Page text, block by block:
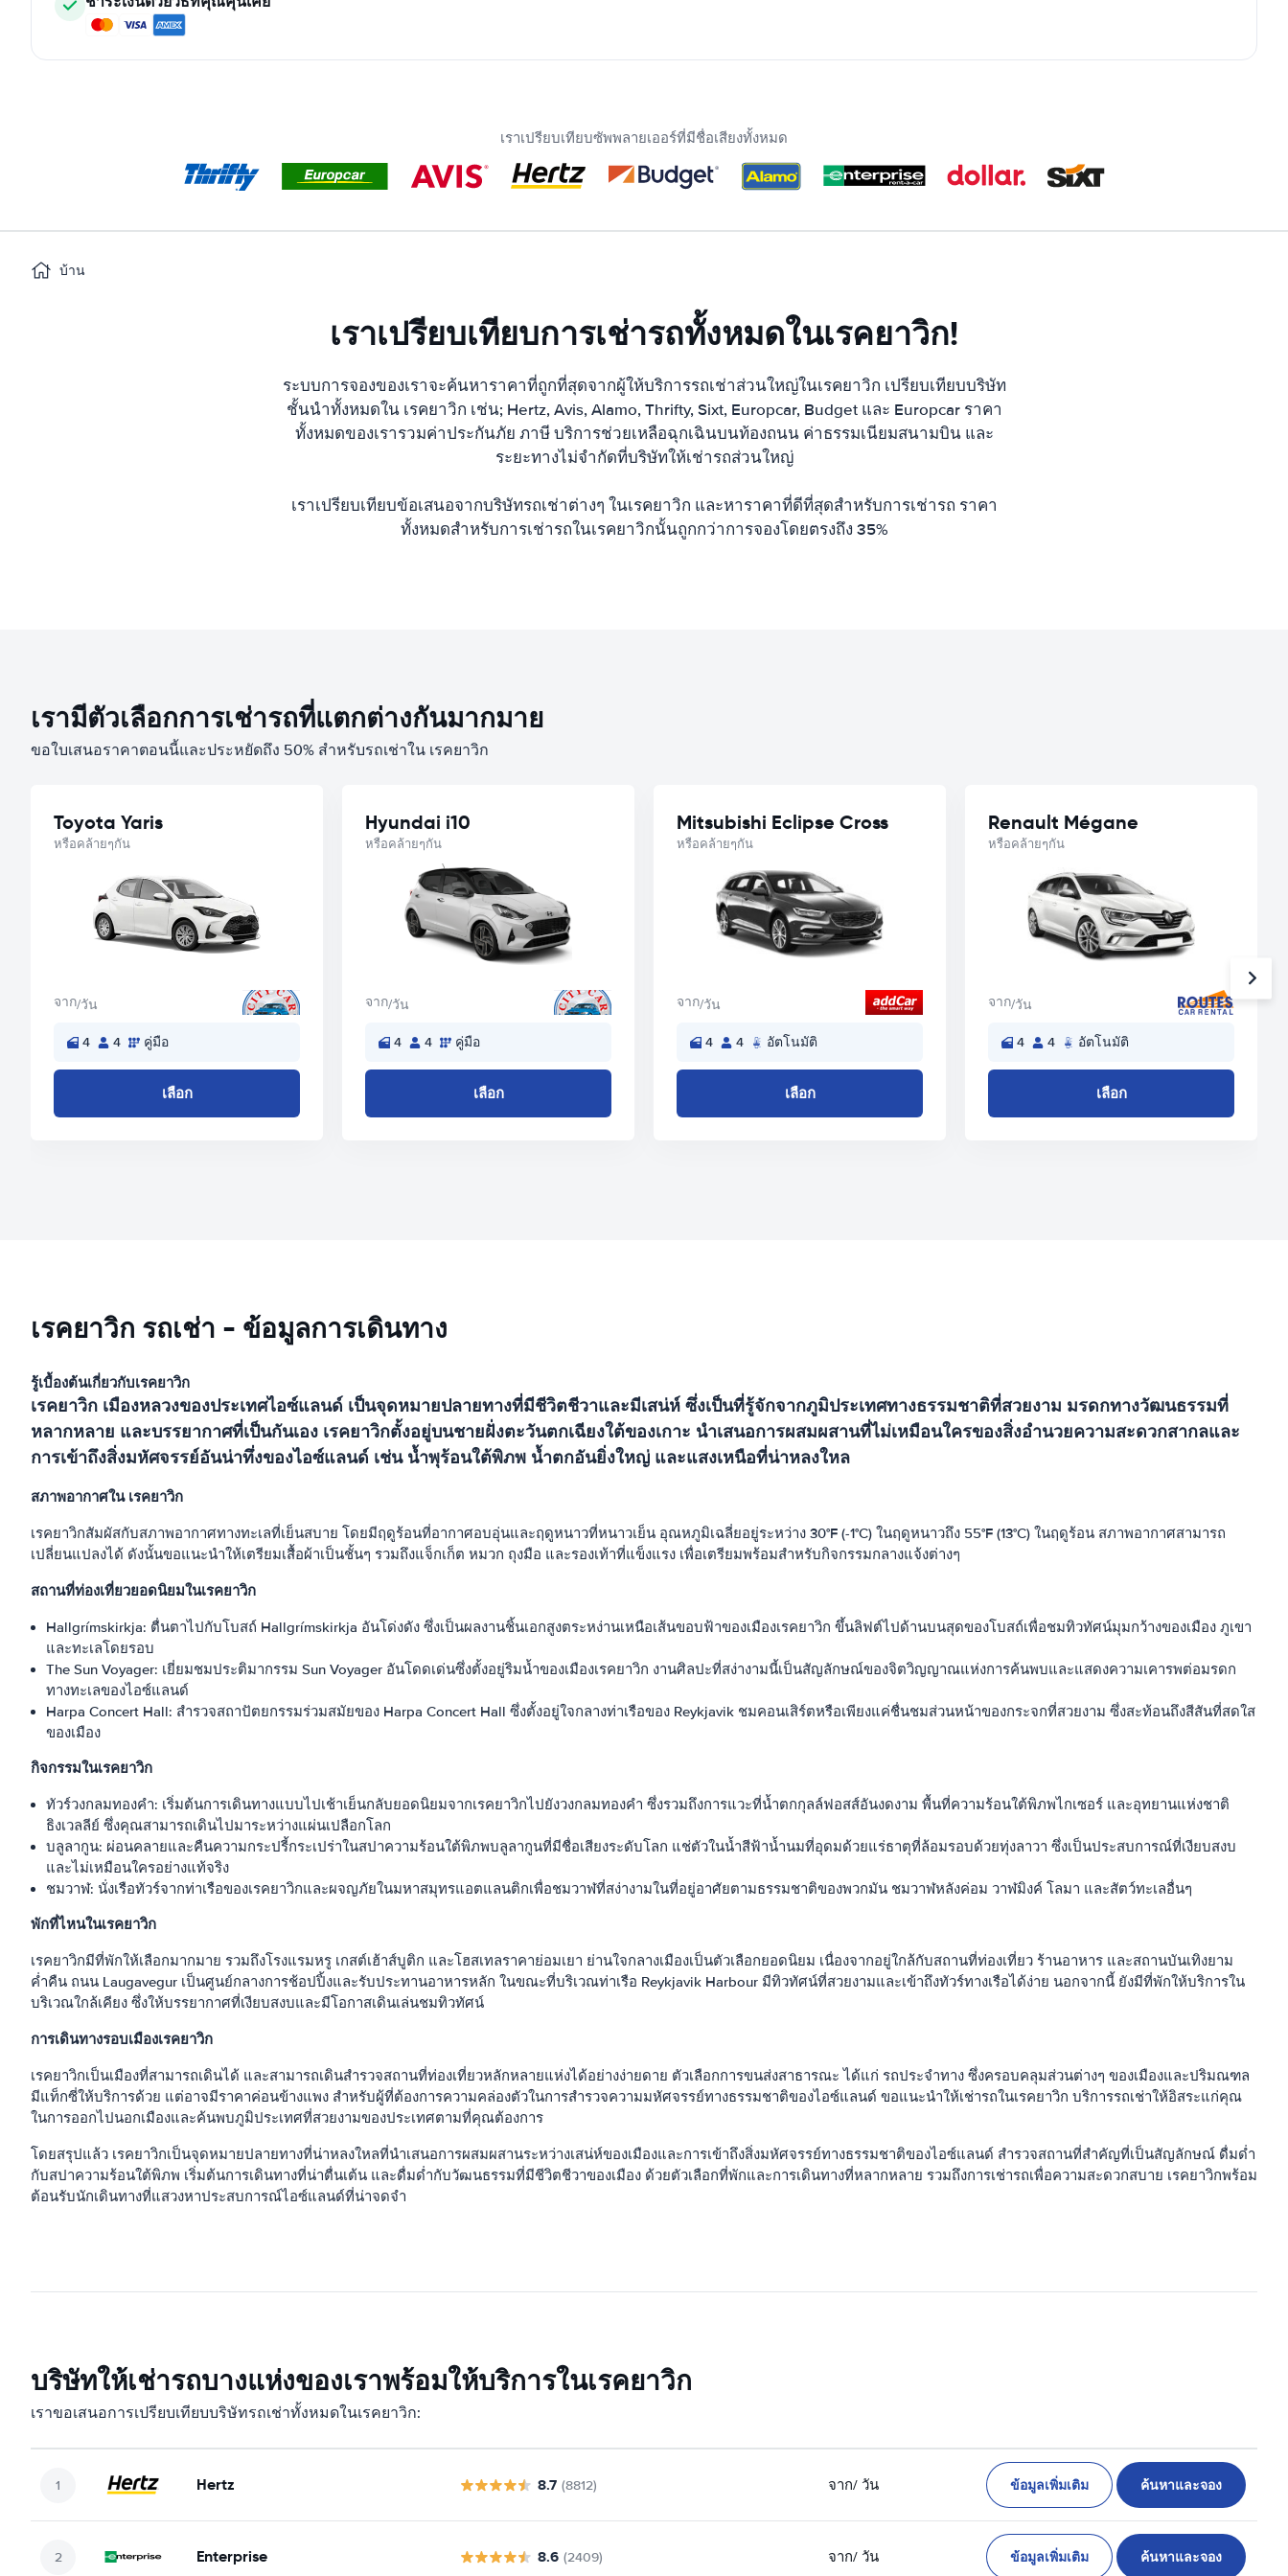
เราเปรียบเทียบซัพพลายเออร์ที่มีชื่อเสียงทั้งหมด
บ้าน
เราเปรียบเทียบการเช่ารถทั้งหมดในเรคยาวิก!
ระบบการจองของเราจะค้นหาราคาที่ถูกที่สุดจากผู้ให้บริการรถเช่าส่วนใหญ่ในเรคยาวิก เปรียบเทียบบริษัท
ชั้นนำทั้งหมดใน เรคยาวิก เช่น; Hertz, Avis, Alamo, Thrifty, Sixt, Europcar, Budget และ Europcar ราคา
ทั้งหมดของเรารวมค่าประกันภัย ภาษี บริการช่วยเหลือฉุกเฉินบนท้องถนน ค่าธรรมเนียมสนามบิน และ
ระยะทางไม่จำกัดที่บริษัทให้เช่ารถส่วนใหญ่
เราเปรียบเทียบข้อเสนอจากบริษัทรถเช่าต่างๆ ในเรคยาวิก และหาราคาที่ดีที่สุดสำหรับการเช่ารถ ราคา
ทั้งหมดสำหรับการเช่ารถในเรคยาวิกนั้นถูกกว่าการจองโดยตรงถึง 35%
เรามีตัวเลือกการเช่ารถที่แตกต่างกันมากมาย
ขอใบเสนอราคาตอนนี้และประหยัดถึง 50% สำหรับรถเช่าใน เรคยาวิก
Toyota Yaris
หรือคล้ายๆกัน
จาก/วัน
4 4 คู่มือ
เลือก
Hyundai i10
หรือคล้ายๆกัน
จาก/วัน
4 4 คู่มือ
เลือก
Mitsubishi Eclipse Cross
หรือคล้ายๆกัน
จาก/วัน
4 4 อัตโนมัติ
เลือก
Renault Mégane
หรือคล้ายๆกัน
จาก/วัน
4 4 อัตโนมัติ
เลือก
เรคยาวิก รถเช่า - ข้อมูลการเดินทาง
รู้เบื้องต้นเกี่ยวกับเรคยาวิก
เรคยาวิก เมืองหลวงของประเทศไอซ์แลนด์ เป็นจุดหมายปลายทางที่มีชีวิตชีวาและมีเสน่ห์ ซึ่งเป็นที่รู้จักจากภูมิประเทศทางธรรมชาติที่สวยงาม มรดกทางวัฒนธรรมที่
หลากหลาย และบรรยากาศที่เป็นกันเอง เรคยาวิกตั้งอยู่บนชายฝั่งตะวันตกเฉียงใต้ของเกาะ นำเสนอการผสมผสานที่ไม่เหมือนใครของสิ่งอำนวยความสะดวกสากลและ
การเข้าถึงสิ่งมหัศจรรย์อันน่าทึ่งของไอซ์แลนด์ เช่น น้ำพุร้อนใต้พิภพ น้ำตกอันยิ่งใหญ่ และแสงเหนือที่น่าหลงใหล
สภาพอากาศใน เรคยาวิก
เรคยาวิกสัมผัสกับสภาพอากาศทางทะเลที่เย็นสบาย โดยมีฤดูร้อนที่อากาศอบอุ่นและฤดูหนาวที่หนาวเย็น อุณหภูมิเฉลี่ยอยู่ระหว่าง 30°F (-1°C) ในฤดูหนาวถึง 55°F (13°C) ในฤดูร้อน สภาพอากาศสามารถ
เปลี่ยนแปลงได้ ดังนั้นขอแนะนำให้เตรียมเสื้อผ้าเป็นชั้นๆ รวมถึงแจ็กเก็ต หมวก ถุงมือ และรองเท้าที่แข็งแรง เพื่อเตรียมพร้อมสำหรับกิจกรรมกลางแจ้งต่างๆ
สถานที่ท่องเที่ยวยอดนิยมในเรคยาวิก
Hallgrímskirkja: ตื่นตาไปกับโบสถ์ Hallgrímskirkja อันโด่งดัง ซึ่งเป็นผลงานชิ้นเอกสูงตระหง่านเหนือเส้นขอบฟ้าของเมืองเรคยาวิก ขึ้นลิฟต์ไปด้านบนสุดของโบสถ์เพื่อชมทิวทัศน์มุมกว้างของเมือง ภูเขา
และทะเลโดยรอบ
The Sun Voyager: เยี่ยมชมประติมากรรม Sun Voyager อันโดดเด่นซึ่งตั้งอยู่ริมน้ำของเมืองเรคยาวิก งานศิลปะที่สง่างามนี้เป็นสัญลักษณ์ของจิตวิญญาณแห่งการค้นพบและแสดงความเคารพต่อมรดก
ทางทะเลของไอซ์แลนด์
Harpa Concert Hall: สำรวจสถาปัตยกรรมร่วมสมัยของ Harpa Concert Hall ซึ่งตั้งอยู่ใจกลางท่าเรือของ Reykjavik ชมคอนเสิร์ตหรือเพียงแค่ชื่นชมส่วนหน้าของกระจกที่สวยงาม ซึ่งสะท้อนถึงสีสันที่สดใส
ของเมือง
กิจกรรมในเรคยาวิก
ทัวร์วงกลมทองคำ: เริ่มต้นการเดินทางแบบไปเช้าเย็นกลับยอดนิยมจากเรคยาวิกไปยังวงกลมทองคำ ซึ่งรวมถึงการแวะที่น้ำตกกุลล์ฟอสส์อันงดงาม พื้นที่ความร้อนใต้พิภพไกเซอร์ และอุทยานแห่งชาติ
ธิงเวลลีย์ ซึ่งคุณสามารถเดินไปมาระหว่างแผ่นเปลือกโลก
บลูลากูน: ผ่อนคลายและคืนความกระปรี้กระเปร่าในสปาความร้อนใต้พิภพบลูลากูนที่มีชื่อเสียงระดับโลก แช่ตัวในน้ำสีฟ้าน้ำนมที่อุดมด้วยแร่ธาตุที่ล้อมรอบด้วยทุ่งลาวา ซึ่งเป็นประสบการณ์ที่เงียบสงบ
และไม่เหมือนใครอย่างแท้จริง
ชมวาฬ: นั่งเรือทัวร์จากท่าเรือของเรคยาวิกและผจญภัยในมหาสมุทรแอตแลนติกเพื่อชมวาฬที่สง่างามในที่อยู่อาศัยตามธรรมชาติของพวกมัน ชมวาฬหลังค่อม วาฬมิงค์ โลมา และสัตว์ทะเลอื่นๆ
พักที่ไหนในเรคยาวิก
เรคยาวิกมีที่พักให้เลือกมากมาย รวมถึงโรงแรมหรู เกสต์เฮ้าส์บูติก และโฮสเทลราคาย่อมเยา ย่านใจกลางเมืองเป็นตัวเลือกยอดนิยม เนื่องจากอยู่ใกล้กับสถานที่ท่องเที่ยว ร้านอาหาร และสถานบันเทิงยาม
ค่ำคืน ถนน Laugavegur เป็นศูนย์กลางการช้อปปิ้งและรับประทานอาหารหลัก ในขณะที่บริเวณท่าเรือ Reykjavik Harbour มีทิวทัศน์ที่สวยงามและเข้าถึงทัวร์ทางเรือได้ง่าย นอกจากนี้ ยังมีที่พักให้บริการใน
บริเวณใกล้เคียง ซึ่งให้บรรยากาศที่เงียบสงบและมีโอกาสเดินเล่นชมทิวทัศน์
การเดินทางรอบเมืองเรคยาวิก
เรคยาวิกเป็นเมืองที่สามารถเดินได้ และสามารถเดินสำรวจสถานที่ท่องเที่ยวหลักหลายแห่งได้อย่างง่ายดาย ตัวเลือกการขนส่งสาธารณะ ได้แก่ รถประจำทาง ซึ่งครอบคลุมส่วนต่างๆ ของเมืองและปริมณฑล
มีแท็กซี่ให้บริการด้วย แต่อาจมีราคาค่อนข้างแพง สำหรับผู้ที่ต้องการความคล่องตัวในการสำรวจความมหัศจรรย์ทางธรรมชาติของไอซ์แลนด์ ขอแนะนำให้เช่ารถในเรคยาวิก บริการรถเช่าให้อิสระแก่คุณ
ในการออกไปนอกเมืองและค้นพบภูมิประเทศที่สวยงามของประเทศตามที่คุณต้องการ
โดยสรุปแล้ว เรคยาวิกเป็นจุดหมายปลายทางที่น่าหลงใหลที่นำเสนอการผสมผสานระหว่างเสน่ห์ของเมืองและการเข้าถึงสิ่งมหัศจรรย์ทางธรรมชาติของไอซ์แลนด์ สำรวจสถานที่สำคัญที่เป็นสัญลักษณ์ ดื่มด่ำ
กับสปาความร้อนใต้พิภพ เริ่มต้นการเดินทางที่น่าตื่นเต้น และดื่มด่ำกับวัฒนธรรมที่มีชีวิตชีวาของเมือง ด้วยตัวเลือกที่พักและการเดินทางที่หลากหลาย รวมถึงการเช่ารถเพื่อความสะดวกสบาย เรคยาวิกพร้อม
ต้อนรับนักเดินทางที่แสวงหาประสบการณ์ไอซ์แลนด์ที่น่าจดจำ
บริษัทให้เช่ารถบางแห่งของเราพร้อมให้บริการในเรคยาวิก
เราขอเสนอการเปรียบเทียบบริษัทรถเช่าทั้งหมดในเรคยาวิก:
Hertz 8.7 (8812) จาก/ วัน ข้อมูลเพิ่มเติม ค้นหาและจอง
Enterprise 8.6 (2409) จาก/ วัน ข้อมูลเพิ่มเติม ค้นหาและจอง